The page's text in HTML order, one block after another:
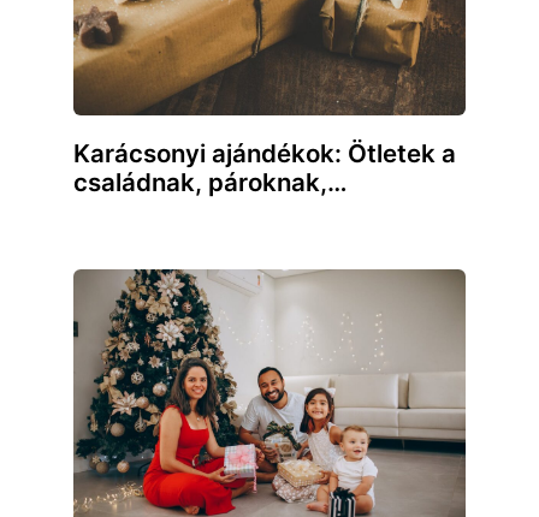
Karácsonyi ajándékok: Ötletek a
családnak, pároknak,…